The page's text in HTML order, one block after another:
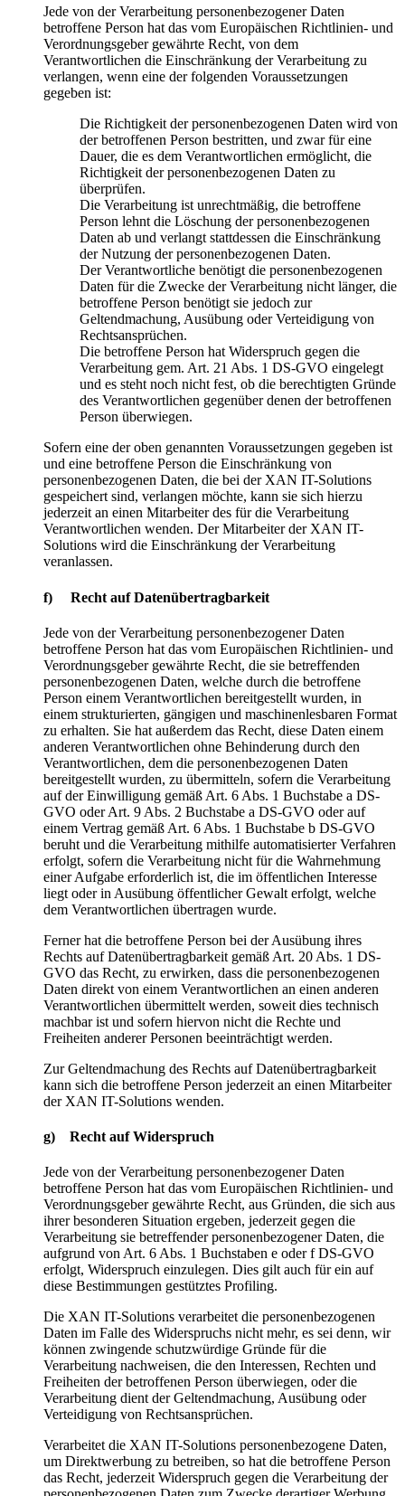
Jede von der Verarbeitung personenbezogener Daten
betroffene Person hat das vom Europäischen Richtlinien- und
Verordnungsgeber gewährte Recht, von dem
Verantwortlichen die Einschränkung der Verarbeitung zu
verlangen, wenn eine der folgenden Voraussetzungen
gegeben ist:
Die Richtigkeit der personenbezogenen Daten wird von
der betroffenen Person bestritten, und zwar für eine
Dauer, die es dem Verantwortlichen ermöglicht, die
Richtigkeit der personenbezogenen Daten zu
überprüfen.
Die Verarbeitung ist unrechtmäßig, die betroffene
Person lehnt die Löschung der personenbezogenen
Daten ab und verlangt stattdessen die Einschränkung
der Nutzung der personenbezogenen Daten.
Der Verantwortliche benötigt die personenbezogenen
Daten für die Zwecke der Verarbeitung nicht länger, die
betroffene Person benötigt sie jedoch zur
Geltendmachung, Ausübung oder Verteidigung von
Rechtsansprüchen.
Die betroffene Person hat Widerspruch gegen die
Verarbeitung gem. Art. 21 Abs. 1 DS-GVO eingelegt
und es steht noch nicht fest, ob die berechtigten Gründe
des Verantwortlichen gegenüber denen der betroffenen
Person überwiegen.
Sofern eine der oben genannten Voraussetzungen gegeben ist
und eine betroffene Person die Einschränkung von
personenbezogenen Daten, die bei der XAN IT-Solutions
gespeichert sind, verlangen möchte, kann sie sich hierzu
jederzeit an einen Mitarbeiter des für die Verarbeitung
Verantwortlichen wenden. Der Mitarbeiter der XAN IT-
Solutions wird die Einschränkung der Verarbeitung
veranlassen.
f) Recht auf Datenübertragbarkeit
Jede von der Verarbeitung personenbezogener Daten
betroffene Person hat das vom Europäischen Richtlinien- und
Verordnungsgeber gewährte Recht, die sie betreffenden
personenbezogenen Daten, welche durch die betroffene
Person einem Verantwortlichen bereitgestellt wurden, in
einem strukturierten, gängigen und maschinenlesbaren Format
zu erhalten. Sie hat außerdem das Recht, diese Daten einem
anderen Verantwortlichen ohne Behinderung durch den
Verantwortlichen, dem die personenbezogenen Daten
bereitgestellt wurden, zu übermitteln, sofern die Verarbeitung
auf der Einwilligung gemäß Art. 6 Abs. 1 Buchstabe a DS-
GVO oder Art. 9 Abs. 2 Buchstabe a DS-GVO oder auf
einem Vertrag gemäß Art. 6 Abs. 1 Buchstabe b DS-GVO
beruht und die Verarbeitung mithilfe automatisierter Verfahren
erfolgt, sofern die Verarbeitung nicht für die Wahrnehmung
einer Aufgabe erforderlich ist, die im öffentlichen Interesse
liegt oder in Ausübung öffentlicher Gewalt erfolgt, welche
dem Verantwortlichen übertragen wurde.
Ferner hat die betroffene Person bei der Ausübung ihres
Rechts auf Datenübertragbarkeit gemäß Art. 20 Abs. 1 DS-
GVO das Recht, zu erwirken, dass die personenbezogenen
Daten direkt von einem Verantwortlichen an einen anderen
Verantwortlichen übermittelt werden, soweit dies technisch
machbar ist und sofern hiervon nicht die Rechte und
Freiheiten anderer Personen beeinträchtigt werden.
Zur Geltendmachung des Rechts auf Datenübertragbarkeit
kann sich die betroffene Person jederzeit an einen Mitarbeiter
der XAN IT-Solutions wenden.
g) Recht auf Widerspruch
Jede von der Verarbeitung personenbezogener Daten
betroffene Person hat das vom Europäischen Richtlinien- und
Verordnungsgeber gewährte Recht, aus Gründen, die sich aus
ihrer besonderen Situation ergeben, jederzeit gegen die
Verarbeitung sie betreffender personenbezogener Daten, die
aufgrund von Art. 6 Abs. 1 Buchstaben e oder f DS-GVO
erfolgt, Widerspruch einzulegen. Dies gilt auch für ein auf
diese Bestimmungen gestütztes Profiling.
Die XAN IT-Solutions verarbeitet die personenbezogenen
Daten im Falle des Widerspruchs nicht mehr, es sei denn, wir
können zwingende schutzwürdige Gründe für die
Verarbeitung nachweisen, die den Interessen, Rechten und
Freiheiten der betroffenen Person überwiegen, oder die
Verarbeitung dient der Geltendmachung, Ausübung oder
Verteidigung von Rechtsansprüchen.
Verarbeitet die XAN IT-Solutions personenbezogene Daten,
um Direktwerbung zu betreiben, so hat die betroffene Person
das Recht, jederzeit Widerspruch gegen die Verarbeitung der